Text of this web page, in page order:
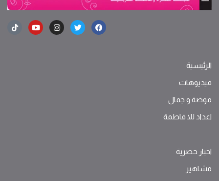
الرئيسية
فيديوهات
موضة ‫و‬ ‫‬‫جمال‬
اعداد للا فاطمة
اخبار حصرية
مشاهير